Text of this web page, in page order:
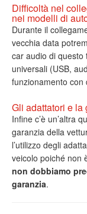
Difficoltà nel
nei modelli di
Durante il
vecchia data
car audio di
universali (USB,
funzionamento con
Gli adattatori e la
Infine c’è un’altra
garanzia della
l’utilizzo degli
veicolo poiché non
non dobbiamo
garanzia.